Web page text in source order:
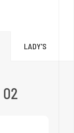
LADY'S
02